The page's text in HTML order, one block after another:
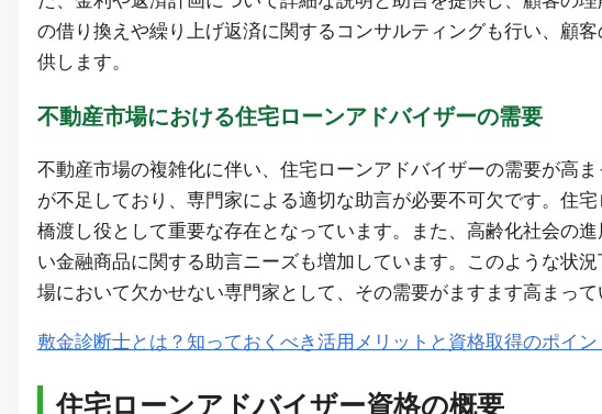
の借り換えや繰り上げ返済に関するコンサルティングも行い、顧
供します。
不動産市場における住宅ローンアドバイザーの需要
不動産市場の複雑化に伴い、住宅ローンアドバイザーの需要が高
が不足しており、専門家による適切な助言が必要不可欠です。住
橋渡し役として重要な存在となっています。また、高齢化社会の
い金融商品に関する助言ニーズも増加しています。このような状
場において欠かせない専門家として、その需要がますます高まって
敷金診断士とは？知っておくべき活用メリットと資格取得のポイン
住宅ローンアドバイザー資格の概要